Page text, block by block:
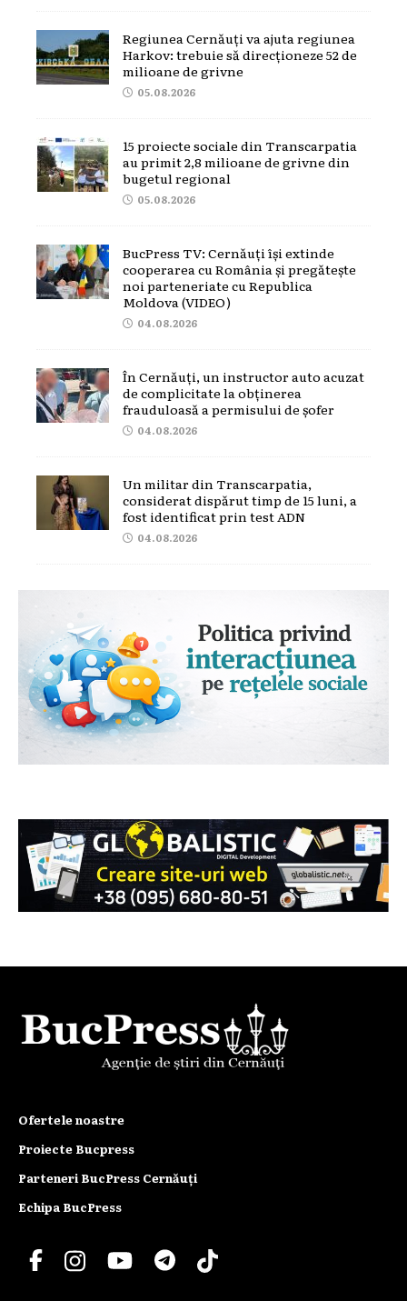
Regiunea Cernăuți va ajuta regiunea
Harkov: trebuie să direcționeze 52 de
milioane de grivne
05.08.2026
15 proiecte sociale din Transcarpatia
au primit 2,8 milioane de grivne din
bugetul regional
05.08.2026
BucPress TV: Cernăuți își extinde
cooperarea cu România și pregătește
noi parteneriate cu Republica
Moldova (VIDEO)
04.08.2026
În Cernăuți, un instructor auto acuzat
de complicitate la obținerea
frauduloasă a permisului de șofer
04.08.2026
Un militar din Transcarpatia,
considerat dispărut timp de 15 luni, a
fost identificat prin test ADN
04.08.2026
Ofertele noastre
Proiecte Bucpress
Parteneri BucPress Cernăuți
Echipa BucPress